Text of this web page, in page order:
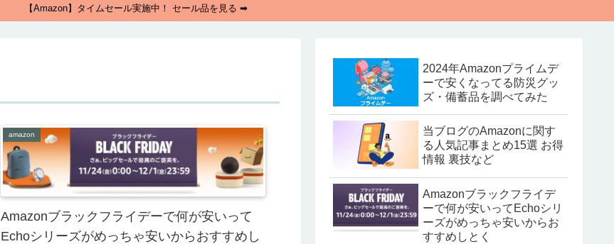
【Amazon】タイムセール実施中！ セール品を見る ➡
amazon
Amazonブラックフライデーで何が安いって
Echoシリーズがめっちゃ安いからおすすめし
2024年Amazonプライムデ
ーで安くなってる防災グッ
ズ・備蓄品を調べてみた
当ブログのAmazonに関す
る人気記事まとめ15選 お得
情報 裏技など
Amazonブラックフライデ
ーで何が安いってEchoシリ
ーズがめっちゃ安いからお
すすめしとく